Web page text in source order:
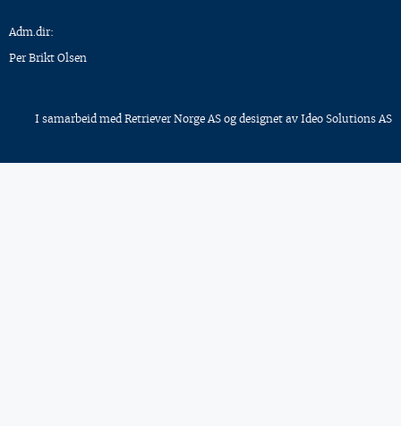
Adm.dir:
Per Brikt Olsen
I samarbeid med Retriever Norge AS og designet av Ideo Solutions AS